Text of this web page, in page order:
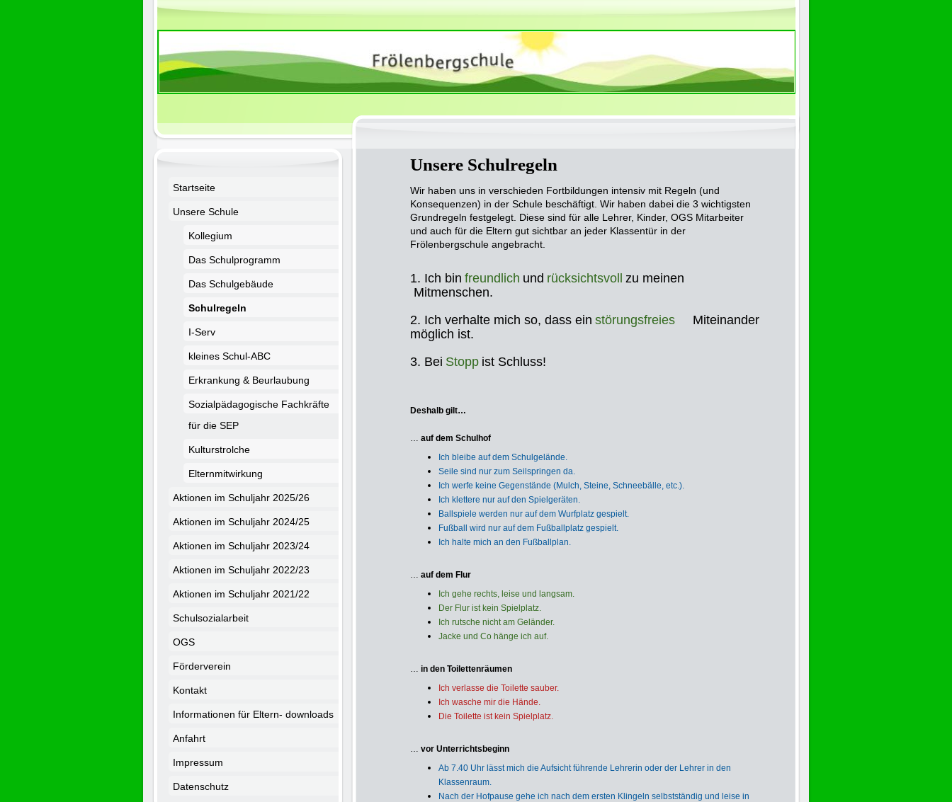
Unsere Schulregeln
Wir haben uns in verschieden Fortbildungen intensiv mit Regeln (und
Konsequenzen) in der Schule beschäftigt. Wir haben dabei die 3 wichtigsten
Grundregeln festgelegt. Diese sind für alle Lehrer, Kinder, OGS Mitarbeiter
und auch für die Eltern gut sichtbar an jeder Klassentür in der
Frölenbergschule angebracht.
1. Ich bin freundlich und rücksichtsvoll zu meinen
Mitmenschen.
2. Ich verhalte mich so, dass ein störungsfreies Miteinander
möglich ist.
3. Bei Stopp ist Schluss!
Deshalb gilt…
… auf dem Schulhof
Ich bleibe auf dem Schulgelände.
Seile sind nur zum Seilspringen da.
Ich werfe keine Gegenstände (Mulch, Steine, Schneebälle, etc.).
Ich klettere nur auf den Spielgeräten.
Ballspiele werden nur auf dem Wurfplatz gespielt.
Fußball wird nur auf dem Fußballplatz gespielt.
Ich halte mich an den Fußballplan.
… auf dem Flur
Ich gehe rechts, leise und langsam.
Der Flur ist kein Spielplatz.
Ich rutsche nicht am Geländer.
Jacke und Co hänge ich auf.
… in den Toilettenräumen
Ich verlasse die Toilette sauber.
Ich wasche mir die Hände.
Die Toilette ist kein Spielplatz.
… vor Unterrichtsbeginn
Ab 7.40 Uhr lässt mich die Aufsicht führende Lehrerin oder der Lehrer in den
Klassenraum.
Nach der Hofpause gehe ich nach dem ersten Klingeln selbstständig und leise in
Startseite
Unsere Schule
Kollegium
Das Schulprogramm
Das Schulgebäude
Schulregeln
I-Serv
kleines Schul-ABC
Erkrankung & Beurlaubung
Sozialpädagogische Fachkräfte
für die SEP
Kulturstrolche
Elternmitwirkung
Aktionen im Schuljahr 2025/26
Aktionen im Schuljahr 2024/25
Aktionen im Schuljahr 2023/24
Aktionen im Schuljahr 2022/23
Aktionen im Schuljahr 2021/22
Schulsozialarbeit
OGS
Förderverein
Kontakt
Informationen für Eltern- downloads
Anfahrt
Impressum
Datenschutz